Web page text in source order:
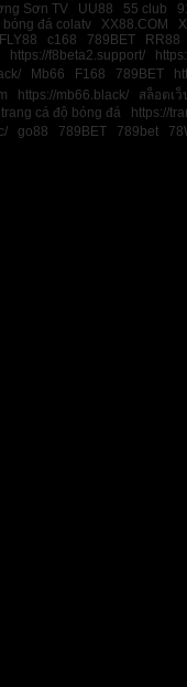
Sơn TV UU88 55 club
bóng đá colatv XX88.COM
FLY88 c168 789BET
RR88
https://f8beta2.support/
Mb66 F168 789BET
https://mb66.black/
สล็อตเว็
trang cá độ bóng đá
https://
go88 789BET 789bet